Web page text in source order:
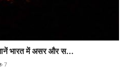
भारत में असर और स...
7